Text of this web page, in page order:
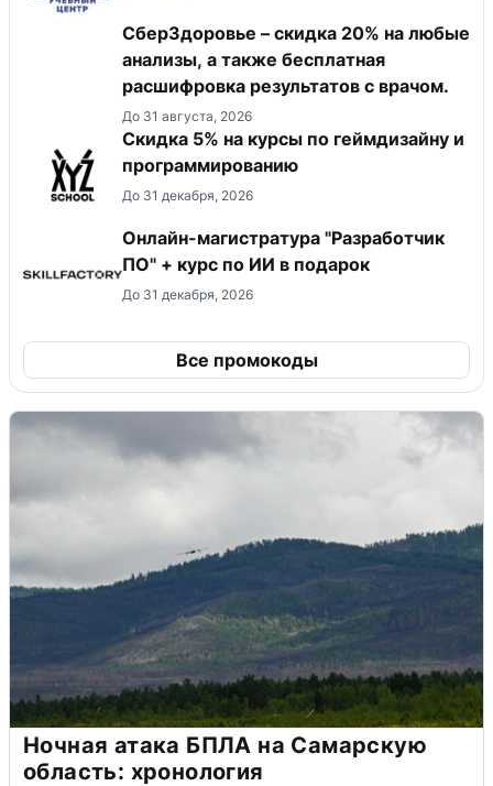
СберЗдоровье – скидка 20% на любые
анализы, а также бесплатная
расшифровка результатов с врачом.
До 31 августа, 2026
Скидка 5% на курсы по геймдизайну и
программированию
До 31 декабря, 2026
Онлайн-магистратура "Разработчик
ПО" + курс по ИИ в подарок
До 31 декабря, 2026
Все промокоды
Ночная атака БПЛА на Самарскую
область: хронология